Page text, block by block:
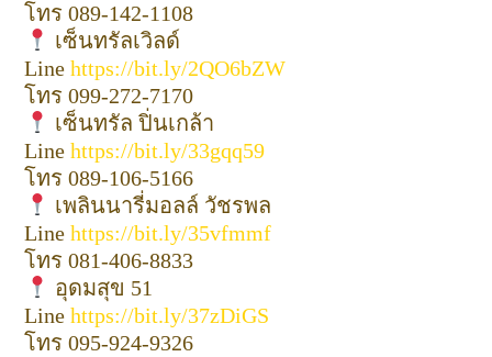
โทร 089-142-1108
เซ็นทรัลเวิลด์
Linehttps://bit.ly/2QO6bZW
โทร 099-272-7170
เซ็นทรัล ปิ่นเกล้า
Linehttps://bit.ly/33gqq59
โทร 089-106-5166
เพลินนารี่มอลล์ วัชรพล
Linehttps://bit.ly/35vfmmf
โทร 081-406-8833
อุดมสุข 51
Linehttps://bit.ly/37zDiGS
โทร 095-924-9326